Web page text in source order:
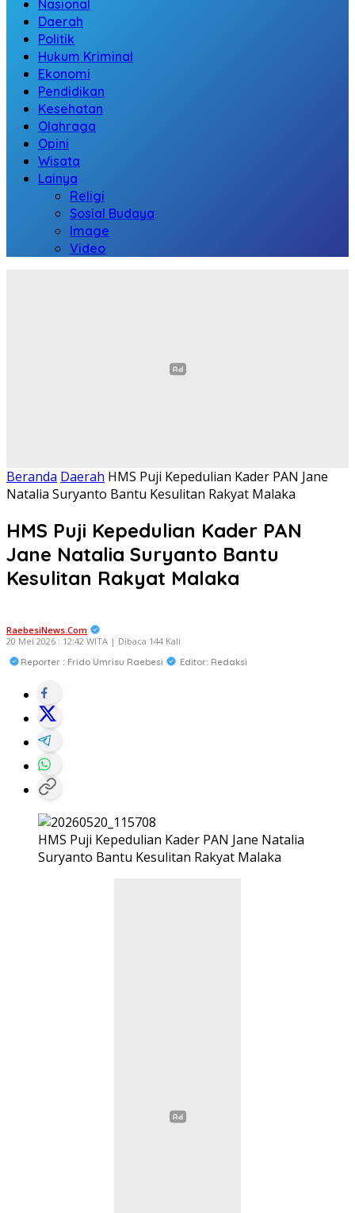
Nasional
Daerah
Politik
Hukum Kriminal
Ekonomi
Pendidikan
Kesehatan
Olahraga
Opini
Wisata
Lainya
Religi
Sosial Budaya
Image
Video
Beranda Daerah HMS Puji Kepedulian Kader PAN Jane
Natalia Suryanto Bantu Kesulitan Rakyat Malaka
HMS Puji Kepedulian Kader PAN
Jane Natalia Suryanto Bantu
Kesulitan Rakyat Malaka
RaebesiNews.Com
20 Mei 2026 : 12:42 WITA | Dibaca 144 Kali
Reporter : Frido Umrisu Raebesi Editor: Redaksi
HMS Puji Kepedulian Kader PAN Jane Natalia
Suryanto Bantu Kesulitan Rakyat Malaka